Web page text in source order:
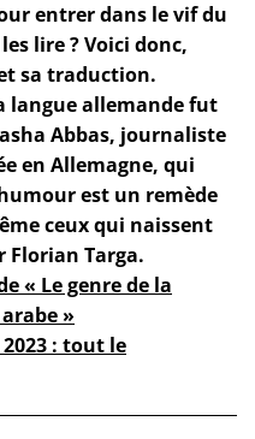
entrer dans le vif du
lire ? Voici donc,
sa traduction.
langue allemande fut
Abbas, journaliste
en Allemagne, qui
est un remède
ceux qui naissent
Florian Targa.
« Le genre de la
»
: tout le